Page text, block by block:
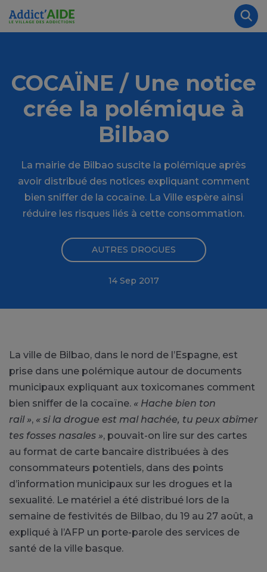
Aller au contenu principal
COCAÏNE / Une notice
crée la polémique à
Bilbao
La mairie de Bilbao suscite la polémique après
avoir distribué des notices expliquant comment
bien sniffer de la cocaïne. La Ville espère ainsi
réduire les risques liés à cette consommation.
AUTRES DROGUES
14 Sep 2017
La ville de Bilbao, dans le nord de l’Espagne, est
prise dans une polémique autour de documents
municipaux expliquant aux toxicomanes comment
bien sniffer de la cocaïne. « Hache bien ton
rail », « si la drogue est mal hachée, tu peux abîmer
tes fosses nasales », pouvait-on lire sur des cartes
au format de carte bancaire distribuées à des
consommateurs potentiels, dans des points
d’information municipaux sur les drogues et la
sexualité. Le matériel a été distribué lors de la
semaine de festivités de Bilbao, du 19 au 27 août, a
expliqué à l’AFP un porte-parole des services de
santé de la ville basque.
Panneau de gestion des cookies